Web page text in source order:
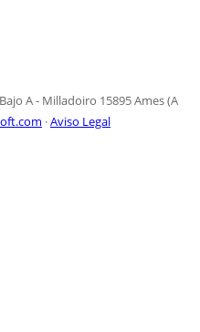
A - Milladoiro 15895 Ames (A
·Aviso Legal